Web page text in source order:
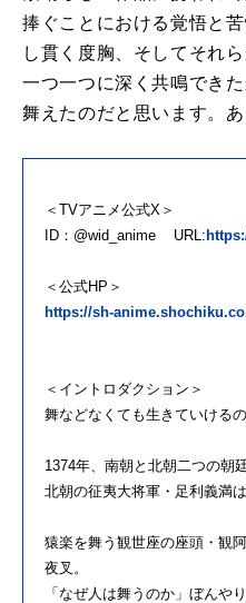
捧ぐことにおける覚悟と
し貫く度胸、そしてそれ
一つ一つに深く共鳴でき
舞えたのだと思います。
＜TVアニメ公式X＞
ID：@wid_anime URL:
＜公式HP＞
https://sh-
＜イントロダクション＞
舞などなくても生きていける
1374年、南朝と北朝二つの朝
北朝の征夷大将軍・足利義満
猿楽を舞う観世座の座頭・観
夜叉。
「なぜ人は舞うのか」ぼんや